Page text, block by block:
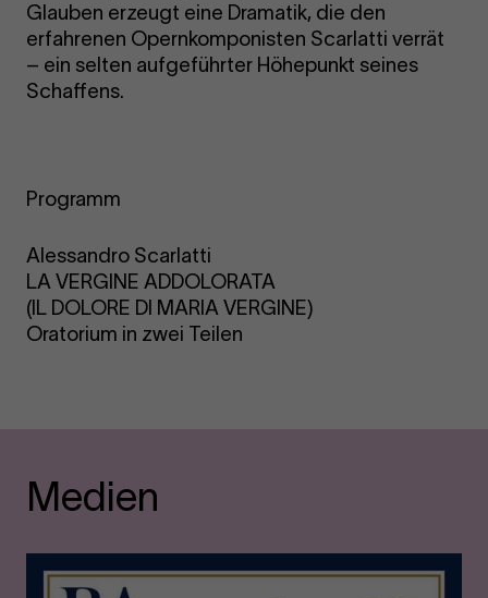
Glauben erzeugt eine Dramatik, die den
erfahrenen Opernkomponisten Scarlatti verrät
– ein selten aufgeführter Höhepunkt seines
Schaffens.
Programm
Alessandro Scarlatti
LA VERGINE ADDOLORATA
(IL DOLORE DI MARIA VERGINE)
Oratorium in zwei Teilen
Medien